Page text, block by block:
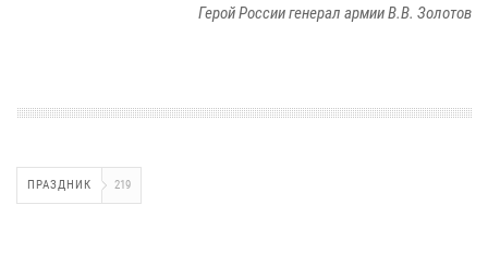
Герой России генерал армии В.В. Золотов
ПРАЗДНИК 219